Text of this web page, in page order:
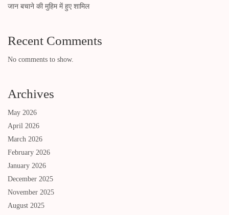
जान बचाने की मुहिम में हुए शामिल
Recent Comments
No comments to show.
Archives
May 2026
April 2026
March 2026
February 2026
January 2026
December 2025
November 2025
August 2025